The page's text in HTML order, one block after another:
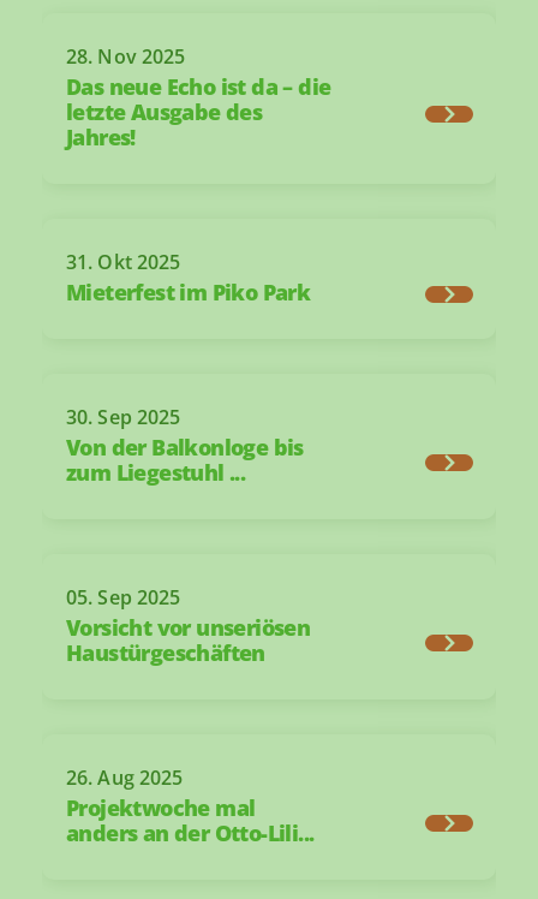
28. Nov 2025
Das neue Echo ist da – die
letzte Ausgabe des
Jahres!
31. Okt 2025
Mieterfest im Piko Park
30. Sep 2025
Von der Balkonloge bis
zum Liegestuhl ...
05. Sep 2025
Vorsicht vor unseriösen
Haustürgeschäften
26. Aug 2025
Projektwoche mal
anders an der Otto-Lili...